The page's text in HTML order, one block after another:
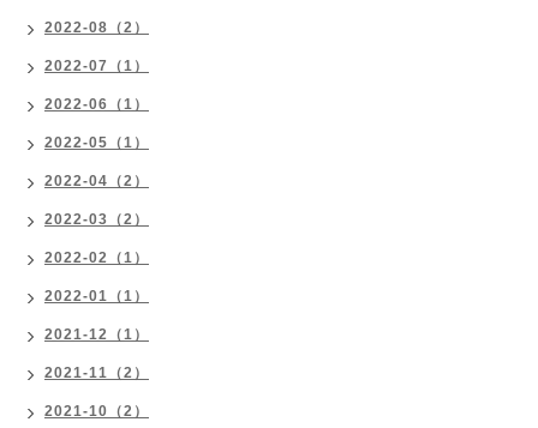
2022-08（2）
2022-07（1）
2022-06（1）
2022-05（1）
2022-04（2）
2022-03（2）
2022-02（1）
2022-01（1）
2021-12（1）
2021-11（2）
2021-10（2）